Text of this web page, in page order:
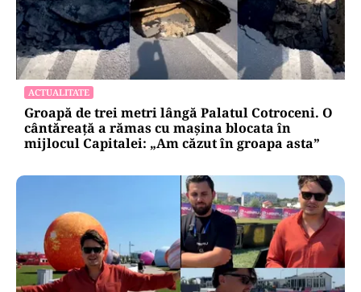
ACTUALITATE
Groapă de trei metri lângă Palatul Cotroceni. O
cântăreață a rămas cu mașina blocata în
mijlocul Capitalei: „Am căzut în groapa asta”